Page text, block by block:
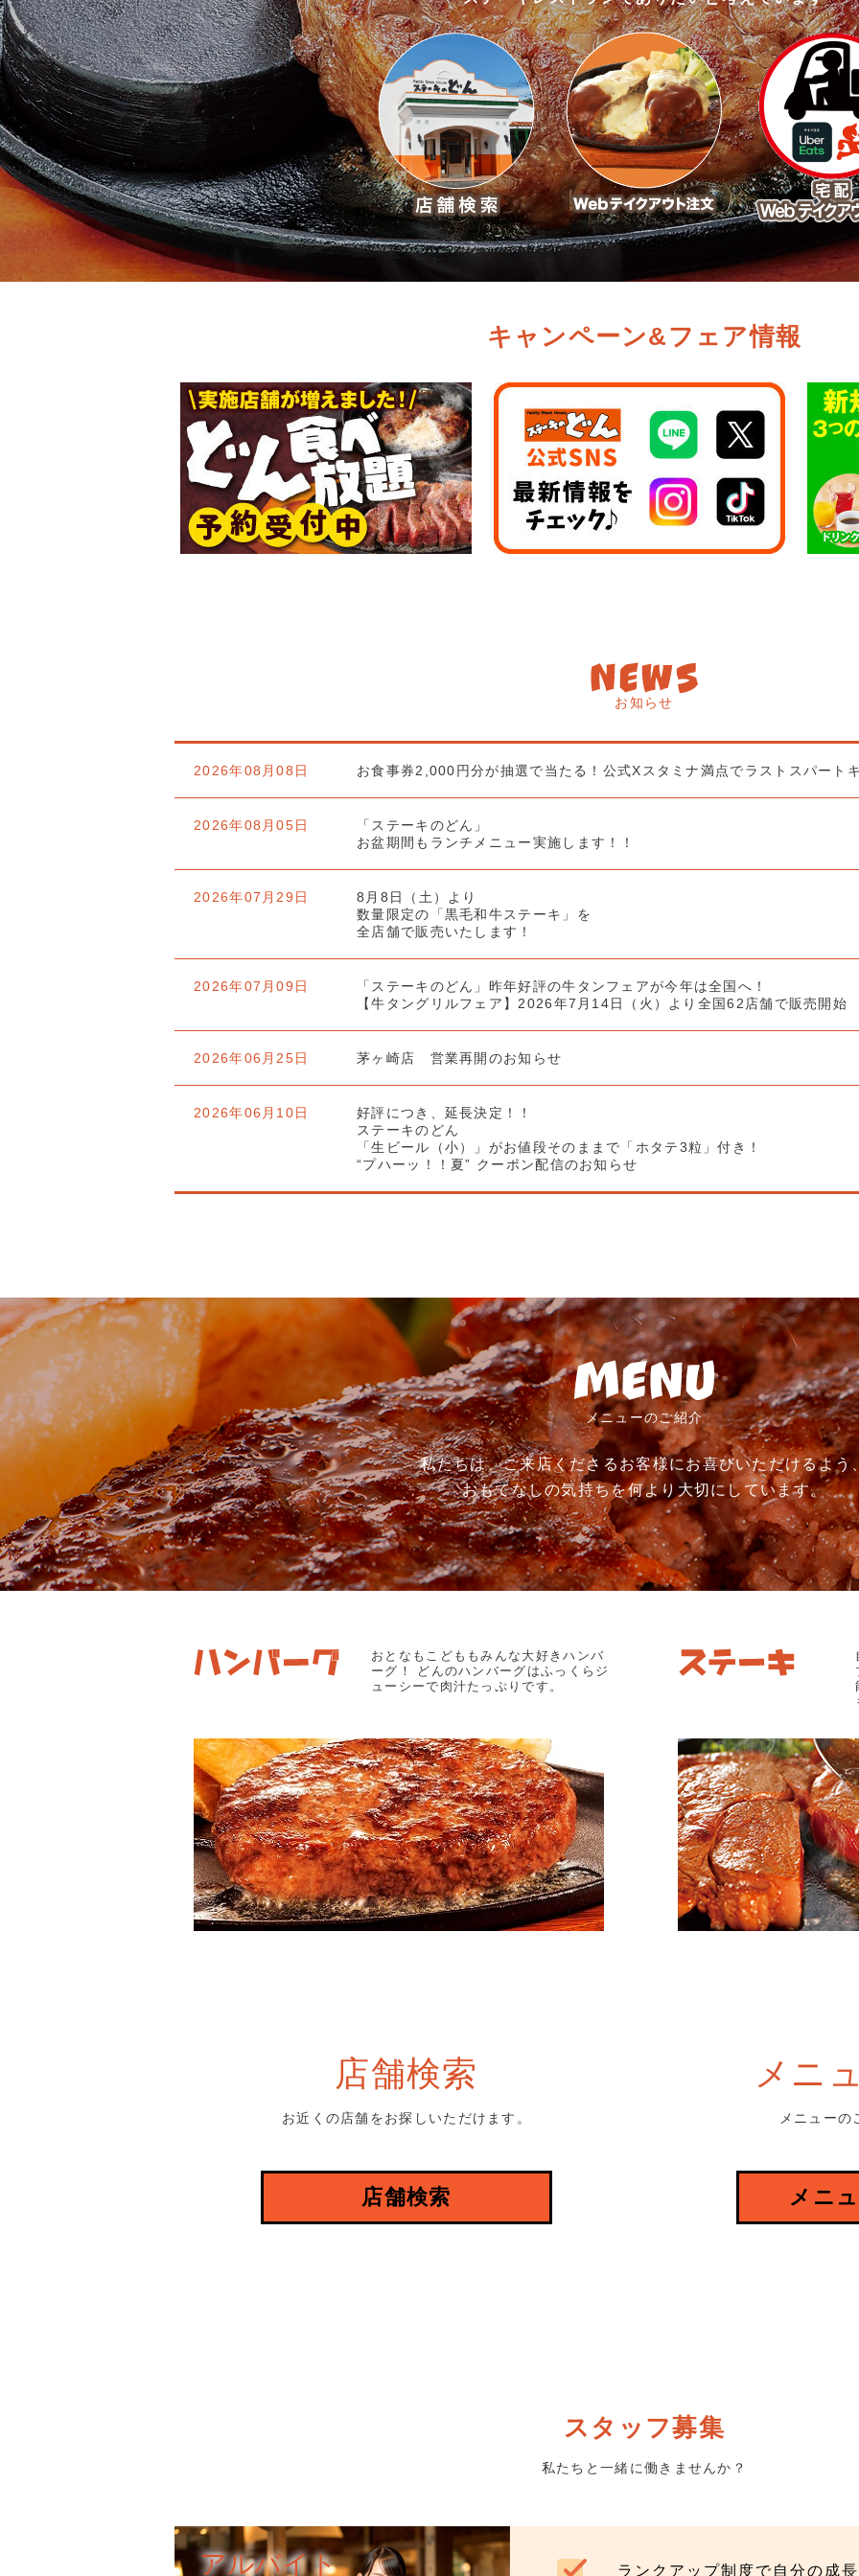
キャンペーン&フェア情報
お知らせ
2026年08月08日 お食事券2,000円分が抽選で当たる！公式Xスタミナ満点でラストスパート
2026年08月05日
「ステーキのどん」
お盆期間もランチメニュー実施します！！
2026年07月29日
8月8日（土）より
数量限定の「黒毛和牛ステーキ」を
全店舗で販売いたします！
2026年07月09日
「ステーキのどん」昨年好評の牛タンフェアが今年は全国へ！
【牛タングリルフェア】2026年7月14日（火）より全国62店舗で販売開始
2026年06月25日 茅ヶ崎店 営業再開のお知らせ
2026年06月10日
好評につき、延長決定！！
ステーキのどん
「生ビール（小）」がお値段そのままで「ホタテ3粒」付き！
“プハーッ！！夏” クーポン配信のお知らせ
メニューのご紹介
私たちは、ご来店くださるお客様にお喜びいただけるよう
おもてなしの気持ちを何より大切にしています。
おとなもこどももみんな大好きハンバ
ーグ！ どんのハンバーグはふっくらジ
ューシーで肉汁たっぷりです。
メニ
メニューの
メニ
店舗検索
お近くの店舗をお探しいただけます。
店舗検索
スタッフ募集
私たちと一緒に働きませんか？
アルバイト ランクアップ制度で自分の成